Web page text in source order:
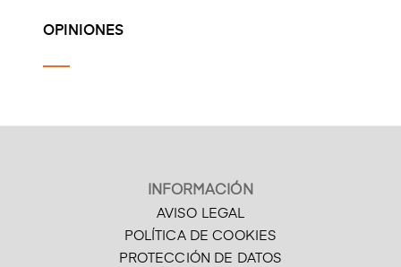
OPINIONES
INFORMACIÓN
AVISO LEGAL
POLÍTICA DE COOKIES
PROTECCIÓN DE DATOS